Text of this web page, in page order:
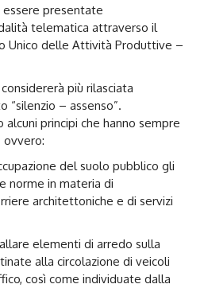
presentate
telematica attraverso il
Unico delle Attività Produttive –
più rilasciata
“silenzio – assenso”.
alcuni principi che hanno sempre
ovvero:
del suolo pubblico gli
norme in materia di
architettoniche e di servizi
elementi di arredo sulla
alla circolazione di veicoli
così come individuate dalla